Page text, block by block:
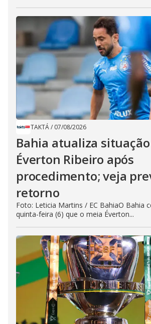
TAKTÁ/ 07/08/2026
Bahia atualiza
Éverton Ribeiro após
procedimento; veja
retorno
Foto: Leticia Martins / EC BahiaO Bahia
quinta-feira (6) que o meia Éverton...